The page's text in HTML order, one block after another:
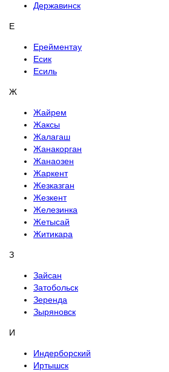
Державинск
Е
Ерейментау
Есик
Есиль
Ж
Жайрем
Жаксы
Жалагаш
Жанакорган
Жанаозен
Жаркент
Жезказган
Жезкент
Железинка
Жетысай
Житикара
З
Зайсан
Затобольск
Зеренда
Зыряновск
И
Индерборский
Иртышск